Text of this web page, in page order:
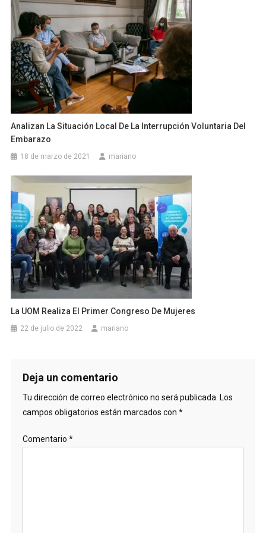
Analizan La Situación Local De La Interrupción Voluntaria Del
Embarazo
18 de marzo de 2021 mariano
La UOM Realiza El Primer Congreso De Mujeres
22 de julio de 2022 mariano
Deja un comentario
Tu dirección de correo electrónico no será publicada. Los
campos obligatorios están marcados con *
Comentario *